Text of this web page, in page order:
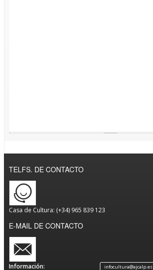
TELFS. DE CONTACTO
Casa de Cultura: (+34) 965 839 123
E-MAIL DE CONTACTO
Información: infocultura@ajcalp.es